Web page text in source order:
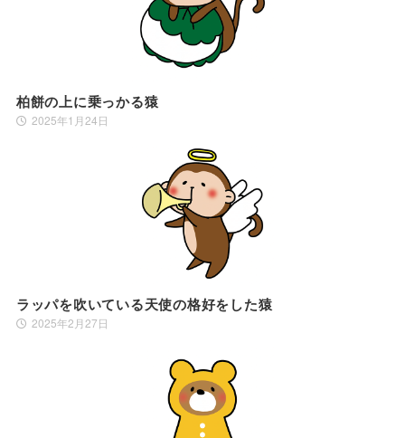
柏餅の上に乗っかる猿
2025年1月24日
ラッパを吹いている天使の格好をした猿
2025年2月27日